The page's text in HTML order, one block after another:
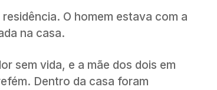
O homem estava com a
na casa.
sem vida, e a mãe dos dois em
Dentro da casa foram